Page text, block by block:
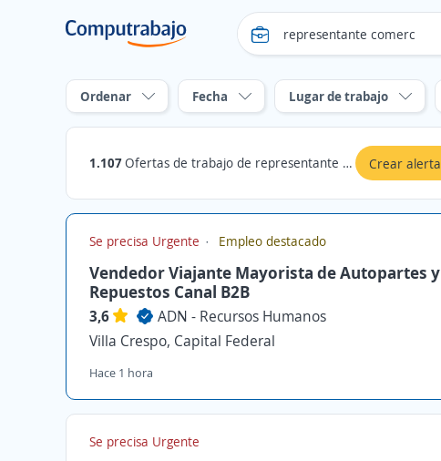
Ordenar Fecha Lugar de trabajo
1.107Ofertas de trabajo de representante comercial en Capital Federal Crear alerta
Se precisa Urgente Empleo destacado
Vendedor Viajante Mayorista de Autopartes y
Repuestos Canal B2B
3,6
ADN - Recursos Humanos
Villa Crespo, Capital Federal
Hace 1 hora
Se precisa Urgente